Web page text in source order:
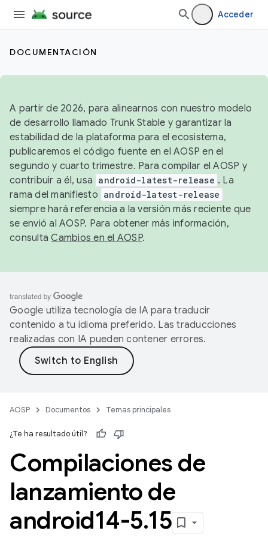
Acceder
DOCUMENTACIÓN
A partir de 2026, para alinearnos con nuestro modelo
de desarrollo llamado Trunk Stable y garantizar la
estabilidad de la plataforma para el ecosistema,
publicaremos el código fuente en el AOSP en el
segundo y cuarto trimestre. Para compilar el AOSP y
contribuir a él, usa android-latest-release . La
rama del manifiesto android-latest-release
siempre hará referencia a la versión más reciente que
se envió al AOSP. Para obtener más información,
consultaCambios en el AOSP.
Google utiliza tecnología de IA para traducir
contenido a tu idioma preferido. Las traducciones
realizadas con IA pueden contener errores.
AOSP Documentos Temas principales
¿Te ha resultado útil?
Compilaciones de
lanzamiento de
android14-5.15